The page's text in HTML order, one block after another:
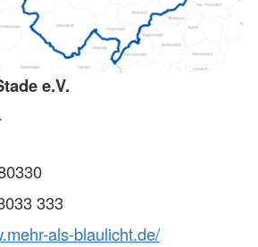
e.V.
333
als-blaulicht.de/